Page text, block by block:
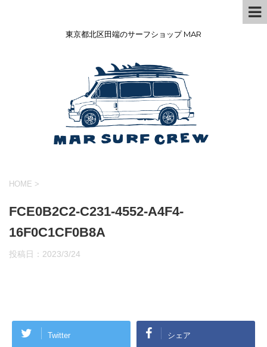
東京都北区田端のサーフショップ MAR
HOME >
FCE0B2C2-C231-4552-A4F4-
16F0C1CF0B8A
投稿日： 2023/3/24
Twitter シェア